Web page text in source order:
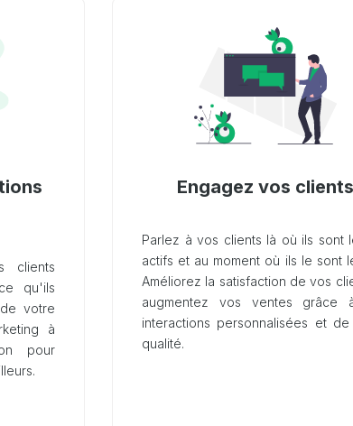
clients
qu'ils
votre
à
pour
Engagez vos clients
Parlez à vos clients là où ils sont
actifs et au moment où ils le sont
Améliorez la satisfaction de vos
augmentez vos ventes grâce
interactions personnalisées et de
qualité.